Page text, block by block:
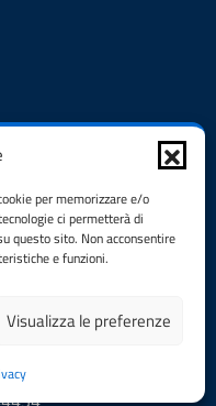
per memorizzare e/o
ci permetterà di
questo sito. Non acconsentire
e funzioni.
Visualizza le preferenze
visitatori: